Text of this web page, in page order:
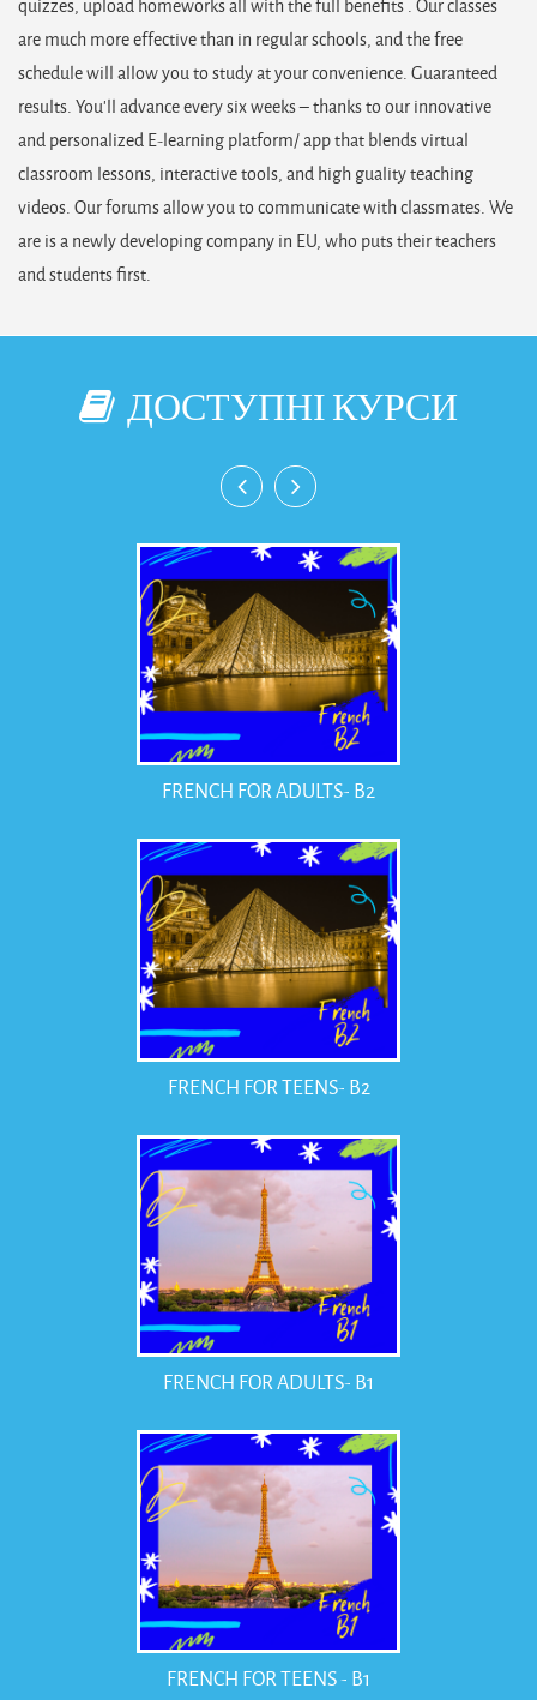
quizzes, upload homeworks all with the full benefits . Our classes
are much more effective than in regular schools, and the free
schedule will allow you to study at your convenience. Guaranteed
results. You’ll advance every six weeks – thanks to our innovative
and personalized E-learning platform/ app that blends virtual
classroom lessons, interactive tools, and high guality teaching
videos. Our forums allow you to communicate with classmates. We
are is a newly developing company in EU, who puts their teachers
and students first.
ДОСТУПНІ КУРСИ
FRENCH FOR ADULTS- B2
FRENCH FOR TEENS- B2
FRENCH FOR ADULTS- B1
FRENCH FOR TEENS - B1